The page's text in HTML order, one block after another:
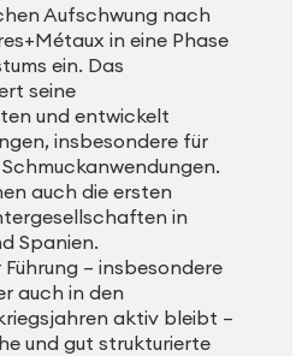
Aufschwung nach
in eine Phase
ein. Das
seine
und entwickelt
insbesondere für
auch die ersten
in
Spanien.
– insbesondere
auch in den
aktiv bleibt –
und gut strukturierte